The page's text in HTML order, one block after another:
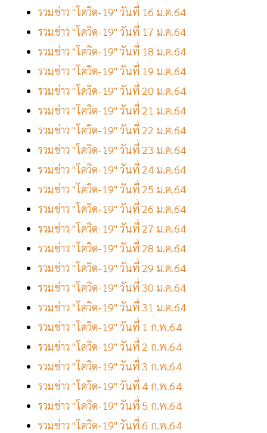
รวมข่าว "โควิด-19" วันที่ 16 ม.ค.64
รวมข่าว "โควิด-19" วันที่ 17 ม.ค.64
รวมข่าว "โควิด-19" วันที่ 18 ม.ค.64
รวมข่าว "โควิด-19" วันที่ 19 ม.ค.64
รวมข่าว "โควิด-19" วันที่ 20 ม.ค.64
รวมข่าว "โควิด-19" วันที่ 21 ม.ค.64
รวมข่าว "โควิด-19" วันที่ 22 ม.ค.64
รวมข่าว "โควิด-19" วันที่ 23 ม.ค.64
รวมข่าว "โควิด-19" วันที่ 24 ม.ค.64
รวมข่าว "โควิด-19" วันที่ 25 ม.ค.64
รวมข่าว "โควิด-19" วันที่ 26 ม.ค.64
รวมข่าว "โควิด-19" วันที่ 27 ม.ค.64
รวมข่าว "โควิด-19" วันที่ 28 ม.ค.64
รวมข่าว "โควิด-19" วันที่ 29 ม.ค.64
รวมข่าว "โควิด-19" วันที่ 30 ม.ค.64
รวมข่าว "โควิด-19" วันที่ 31 ม.ค.64
รวมข่าว "โควิด-19" วันที่ 1 ก.พ.64
รวมข่าว "โควิด-19" วันที่ 2 ก.พ.64
รวมข่าว "โควิด-19" วันที่ 3 ก.พ.64
รวมข่าว "โควิด-19" วันที่ 4 ก.พ.64
รวมข่าว "โควิด-19" วันที่ 5 ก.พ.64
รวมข่าว "โควิด-19" วันที่ 6 ก.พ.64